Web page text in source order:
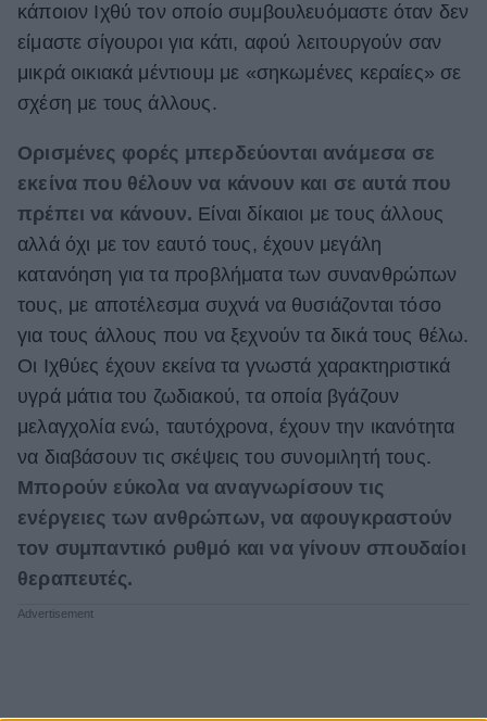
κάποιον Ιχθύ τον οποίο συμβουλευόμαστε όταν δεν
είμαστε σίγουροι για κάτι, αφού λειτουργούν σαν
μικρά οικιακά μέντιουμ με «σηκωμένες κεραίες» σε
σχέση με τους άλλους.
Ορισμένες φορές μπερδεύονται ανάμεσα σε
εκείνα που θέλουν να κάνουν και σε αυτά που
πρέπει να κάνουν. Είναι δίκαιοι με τους άλλους
αλλά όχι με τον εαυτό τους, έχουν μεγάλη
κατανόηση για τα προβλήματα των συνανθρώπων
τους, με αποτέλεσμα συχνά να θυσιάζονται τόσο
για τους άλλους που να ξεχνούν τα δικά τους θέλω.
Οι Ιχθύες έχουν εκείνα τα γνωστά χαρακτηριστικά
υγρά μάτια του ζωδιακού, τα οποία βγάζουν
μελαγχολία ενώ, ταυτόχρονα, έχουν την ικανότητα
να διαβάσουν τις σκέψεις του συνομιλητή τους.
Μπορούν εύκολα να αναγνωρίσουν τις
ενέργειες των ανθρώπων, να αφουγκραστούν
τον συμπαντικό ρυθμό και να γίνουν σπουδαίοι
θεραπευτές.